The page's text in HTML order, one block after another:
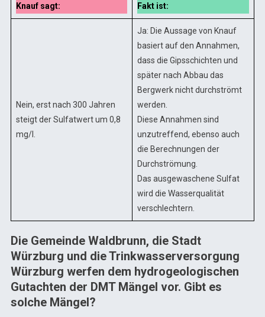
Knauf sagt: Fakt ist:
Nein, erst nach 300 Jahren
steigt der Sulfatwert um 0,8
mg/l.
Ja: Die Aussage von Knauf
basiert auf den Annahmen,
dass die Gipsschichten und
später nach Abbau das
Bergwerk nicht durchströmt
werden.
Diese Annahmen sind
unzutreffend, ebenso auch
die Berechnungen der
Durchströmung.
Das ausgewaschene Sulfat
wird die Wasserqualität
verschlechtern.
Die Gemeinde Waldbrunn, die Stadt
Würzburg und die Trinkwasserversorgung
Würzburg werfen dem hydrogeologischen
Gutachten der DMT Mängel vor. Gibt es
solche Mängel?